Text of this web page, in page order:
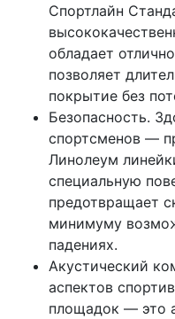
Спортлайн
обладает
позволяет
покрытие без
Безопасность.
спортсменов —
Линолеум
специальную
предотвращает
минимуму
падениях.
Акустический
аспектов
площадок — это